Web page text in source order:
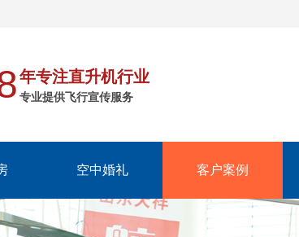
年专注直升机行业
专业提供飞行宣传服务
空中婚礼 客户案例